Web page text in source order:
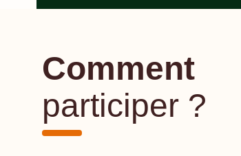
Comment
participer ?